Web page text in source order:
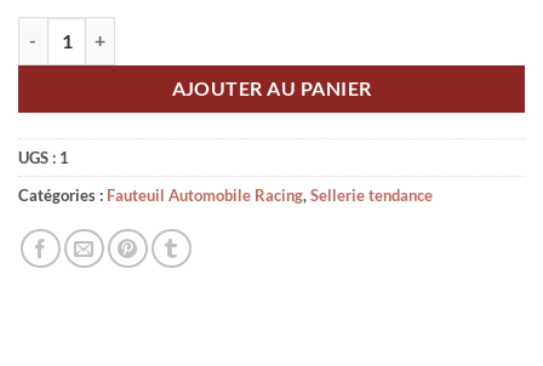
AJOUTER AU PANIER
UGS : 1
Catégories : Fauteuil Automobile Racing,Sellerie tendance